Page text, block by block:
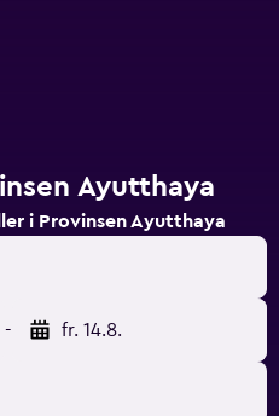
Ayutthaya
i Provinsen Ayutthaya
- fr. 14.8.